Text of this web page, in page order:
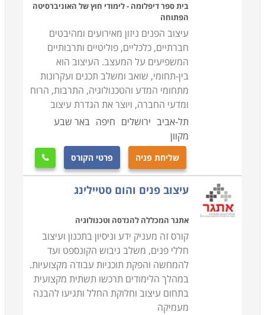
בית ספר דיפלומה - לימודי חוץ של האוניברסיטה
הפתוחה
עיצוב הפנים ניזון מאירועים ומהיבטים
חברתיים, כלכליים, פוליטיים ותרבותיים
המשפיעים על המעצב. העיצוב הוא
בין-תחומי, שואב ומשלב תכנים ועקרונות
מתחומי המדע והטכנולוגיה, התרבות, הרוח
ומדעי החברה, ויוצר את הגדרת עיצוב
תל-אביב ירושלים חיפה באר שבע
מקוון
שליחת פניה פרטי הקורס 
עיצוב פנים והום סטיילינג
אתגר המכללה להנדסה וטכנולוגיה
קורס זה מעניק ידע וניסיון בתכנון ועיצוב
חללי פנים, משלב גיבוש הקונספט ועד
להמחשה והפקת תוכניות עבודה מקצועיות.
במהלך הלימודים תרכשו תשתית מקצועית
בתחום עיצוב וחלוקת החלל ותגיעו להבנה
מעמיקה